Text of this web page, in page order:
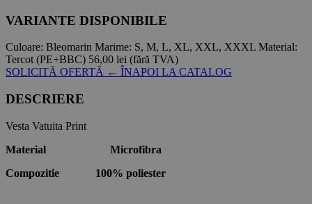
VARIANTE DISPONIBILE
Culoare: Bleomarin Marime: S, M, L, XL, XXL, XXXL Material:
Tercot (PE+BBC) 56,00 lei (fără TVA)
SOLICITĂ OFERTĂ ← ÎNAPOI LA CATALOG
DESCRIERE
Vesta Vatuita Print
Material Microfibra
Compozitie 100% poliester